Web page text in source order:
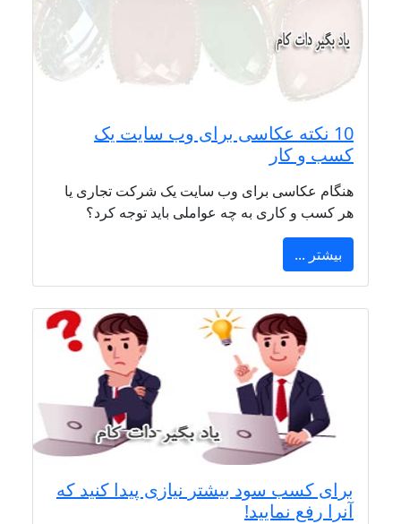
10 نکته عکاسی برای وب سایت یک
کسب و کار
هنگام عکاسی برای وب سایت یک شرکت تجاری یا
هر کسب و کاری به چه عواملی باید توجه کرد؟
بیشتر ...
برای کسب سود بیشتر نیازی پیدا کنید که
آنرا رفع نمایید!